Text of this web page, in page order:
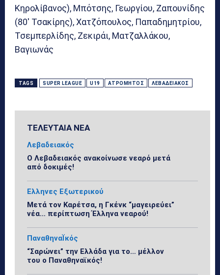
Κηρολίβανος), Μπότσης, Γεωργίου, Ζαπουνίδης
(80′ Τσακίρης), Χατζόπουλος, Παπαδημητρίου,
Τσεμπερλίδης, Ζεκιράι, Ματζαλλάκου,
Βαγιωνάς
TAGS SUPER LEAGUE U19 ΑΤΡΌΜΗΤΟΣ ΛΕΒΑΔΕΙΑΚΌΣ
ΤΕΛΕΥΤΑΙΑ ΝΕΑ
Λεβαδειακός
Ο Λεβαδειακός ανακοίνωσε νεαρό μετά
από δοκιμές!
Ελληνες Εξωτερικού
Μετά τον Καρέτσα, η Γκένκ “μαγειρεύει”
νέα… περίπτωση Έλληνα νεαρού!
ΠαναθηναΪκός
“Σαρώνει” την Ελλάδα για το… μέλλον
του ο Παναθηναϊκός!